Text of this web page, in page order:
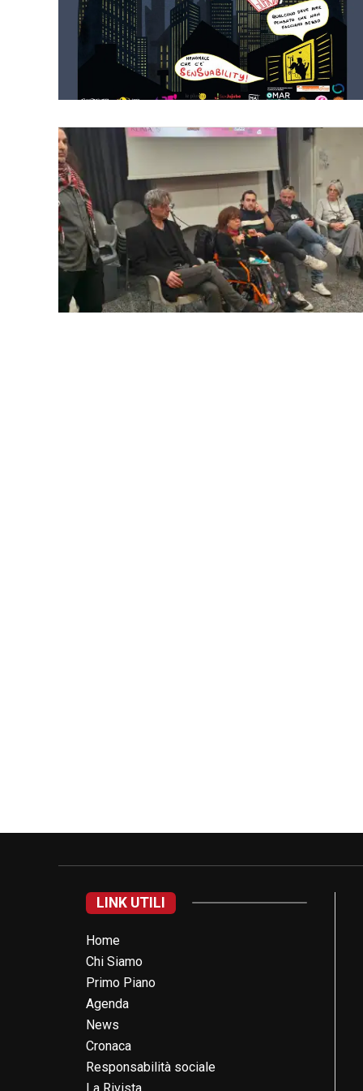
LINK UTILI
Home
Chi Siamo
Primo Piano
Agenda
News
Cronaca
Responsabilità sociale